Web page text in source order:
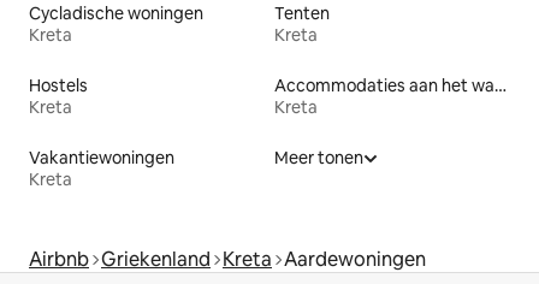
Cycladische woningen
Kreta
Tenten
Kreta
Hostels
Kreta
Accommodaties aan het water
Kreta
Vakantiewoningen
Kreta
Meer tonen
Airbnb Griekenland Kreta Aardewoningen